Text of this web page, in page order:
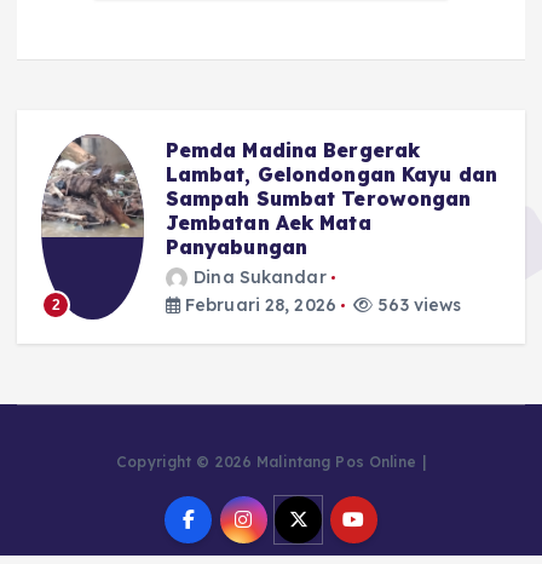
2
Pemda Madina Bergerak
Lambat, Gelondongan Kayu dan
Sampah Sumbat Terowongan
Jembatan Aek Mata
Panyabungan
Dina Sukandar
Februari 28, 2026
563 views
Copyright © 2026 Malintang Pos Online |